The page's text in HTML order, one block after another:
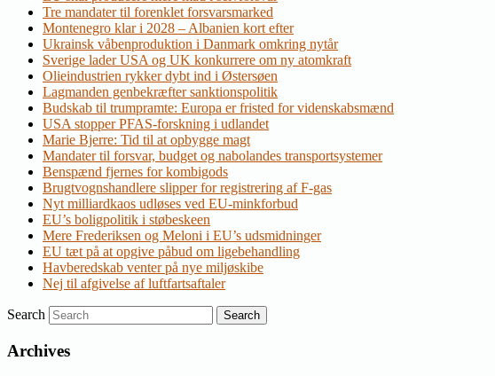
Tre mandater til forenklet forsvarsmarked
Montenegro klar i 2028 – Albanien kort efter
Ukrainsk våbenproduktion i Danmark omkring nytår
Sverige lader USA og UK konkurrere om ny atomkraft
Olieindustrien rykker dybt ind i Østersøen
Lagmanden genbekræfter sanktionspolitik
Budskab til trumpramte: Europa er fristed for videnskabsmænd
USA stopper PFAS-forskning i udlandet
Marie Bjerre: Tid til at opbygge magt
Mandater til forsvar, budget og nabolandes transportsystemer
Benspænd fjernes for kombigods
Brugtvognshandlere slipper for registrering af F-gas
Nyt milliardkaos udløses ved EU-minkforbud
EU’s boligpolitik i støbeskeen
Mere Frederiksen og Meloni i EU’s udsmidninger
EU tæt på at opgive påbud om ligebehandling
Havberedskab venter på nye miljøskibe
Nej til afgivelse af luftfartsaftaler
Search
Archives